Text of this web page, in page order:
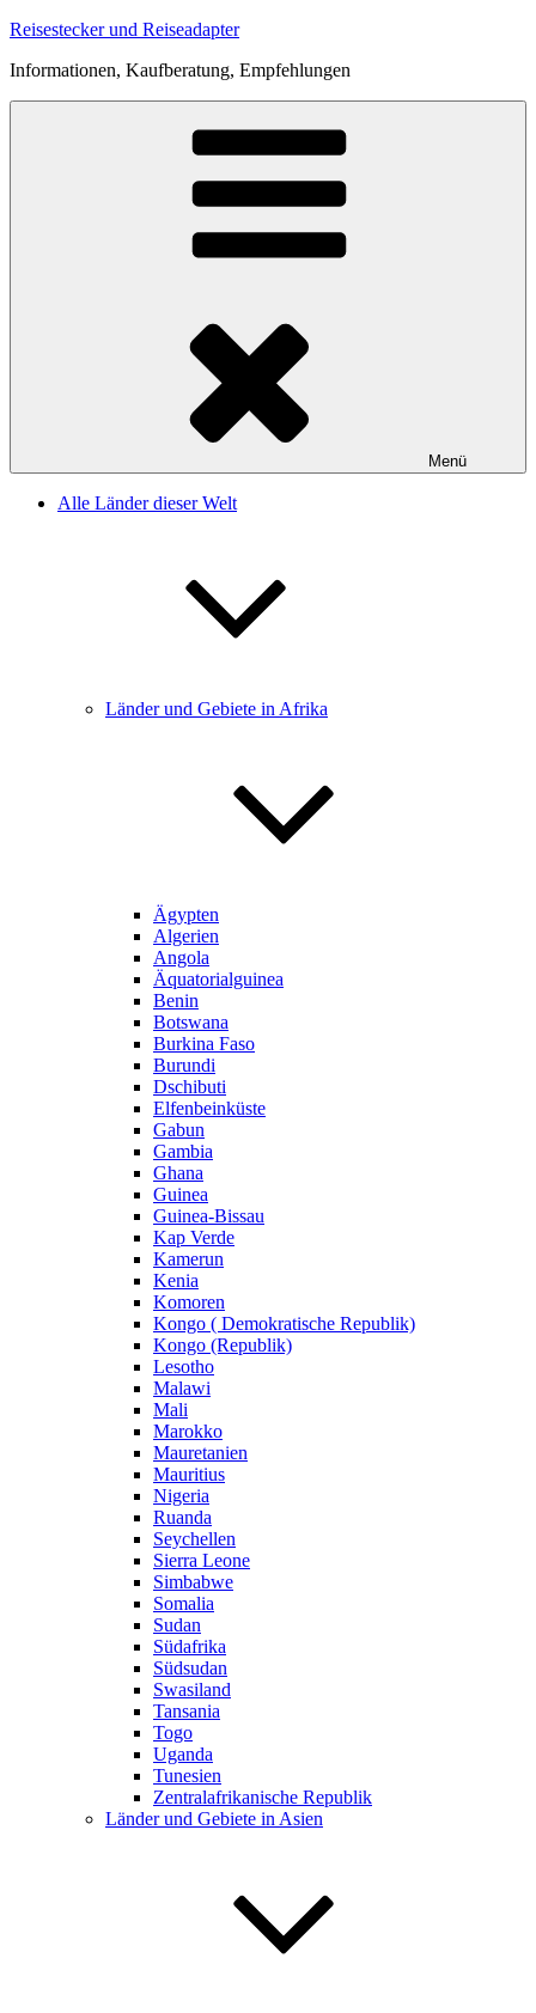
Zum
springen
Reisestecker und Reiseadapter
Informationen, Kaufberatung, Empfehlungen
Menü
Alle Länder dieser Welt
Länder und Gebiete in Afrika
Ägypten
Algerien
Angola
Äquatorialguinea
Benin
Botswana
Burkina Faso
Burundi
Dschibuti
Elfenbeinküste
Gabun
Gambia
Ghana
Guinea
Guinea-Bissau
Kap Verde
Kamerun
Kenia
Komoren
Kongo ( Demokratische Republik)
Kongo (Republik)
Lesotho
Malawi
Mali
Marokko
Mauretanien
Mauritius
Nigeria
Ruanda
Seychellen
Sierra Leone
Simbabwe
Somalia
Sudan
Südafrika
Südsudan
Swasiland
Tansania
Togo
Uganda
Tunesien
Zentralafrikanische Republik
Länder und Gebiete in Asien